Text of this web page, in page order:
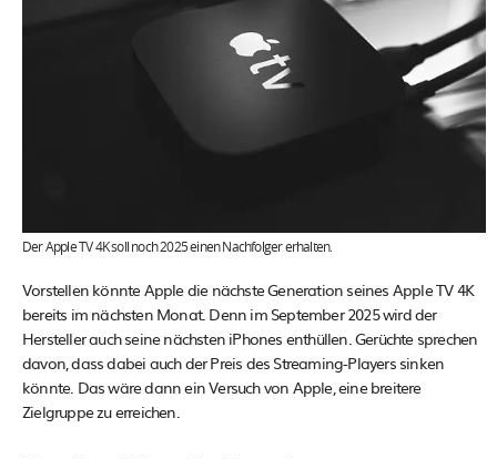
Der Apple TV 4K soll noch 2025 einen Nachfolger erhalten.
Vorstellen könnte Apple die nächste Generation seines Apple TV 4K
bereits im nächsten Monat. Denn im September 2025 wird der
Hersteller auch seine nächsten iPhones enthüllen. Gerüchte sprechen
davon, dass dabei auch der Preis des Streaming-Players sinken
könnte. Das wäre dann ein Versuch von Apple, eine breitere
Zielgruppe zu erreichen.